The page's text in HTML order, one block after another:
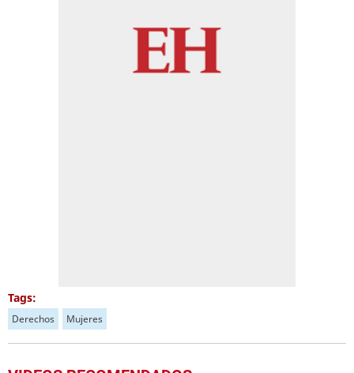
Tags:
Derechos Mujeres